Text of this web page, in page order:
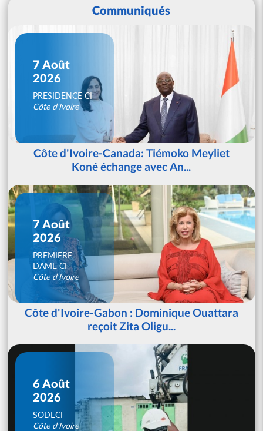
Communiqués
7 Août
2026
PRESIDENCE CI
Côte d'Ivoire
Côte d'Ivoire-Canada: Tiémoko Meyliet
Koné échange avec An...
7 Août
2026
PREMIERE
DAME CI
Côte d'Ivoire
Côte d'Ivoire-Gabon : Dominique Ouattara
reçoit Zita Oligu...
6 Août
2026
SODECI
Côte d'Ivoire